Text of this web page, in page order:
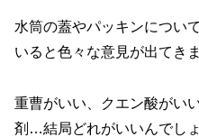
水筒の蓋やパッキンについ
いると色々な意見が出てきま
重曹がいい、クエン酸がい
剤…結局どれがいいんでし